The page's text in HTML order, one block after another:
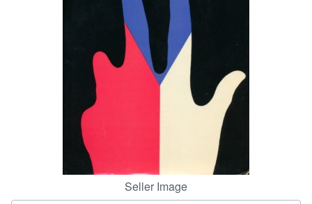
CLOSE
Seller Image